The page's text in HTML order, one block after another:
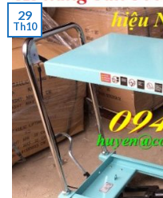
29
Th10